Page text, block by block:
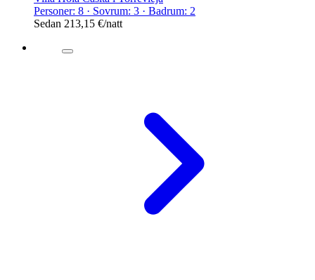
Personer: 8 · Sovrum: 3 · Badrum: 2
Sedan 213,15 €/natt